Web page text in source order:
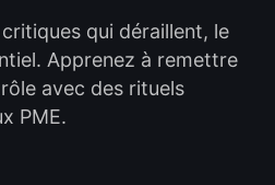
qui déraillent, le
Apprenez à remettre
avec des rituels
PME.